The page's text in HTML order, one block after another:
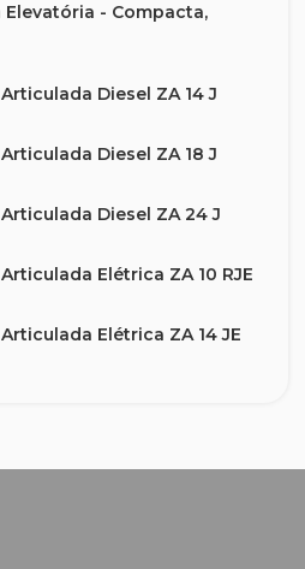
- Compacta,
Diesel ZA 14 J
Diesel ZA 18 J
Diesel ZA 24 J
Elétrica ZA 10 RJE
Elétrica ZA 14 JE